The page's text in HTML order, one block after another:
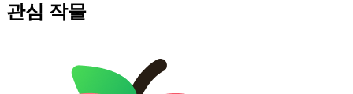
관심 작물